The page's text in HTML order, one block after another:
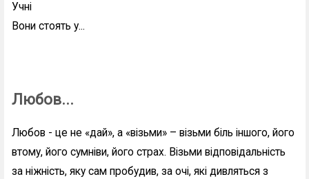
Учні
Вони стоять у...
Любов...
Любов - це не «дай», а «візьми» – візьми біль іншого, його
втому, його сумніви, його страх. Візьми відповідальність
за ніжність, яку сам пробудив, за очі, які дивляться з